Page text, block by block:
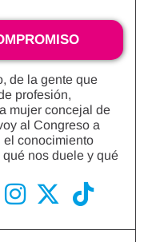
de la gente que
profesión,
mujer concejal de
al Congreso a
el conocimiento
nos duele y qué